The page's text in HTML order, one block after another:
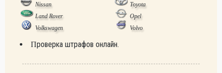
Nissan
Toyota
Land Rover
Opel
Volkswagen
Volvo
Проверка штрафов онлайн.